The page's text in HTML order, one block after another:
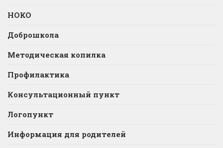
НОКО
Доброшкола
Методическая копилка
Профилактика
Консультационный пункт
Логопункт
Информация для родителей